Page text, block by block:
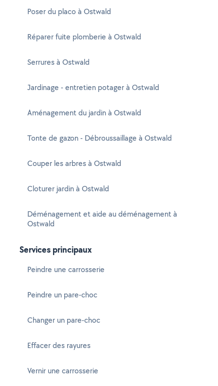
Poser du placo à Ostwald
Réparer fuite plomberie à Ostwald
Serrures à Ostwald
Jardinage - entretien potager à Ostwald
Aménagement du jardin à Ostwald
Tonte de gazon - Débroussaillage à Ostwald
Couper les arbres à Ostwald
Cloturer jardin à Ostwald
Déménagement et aide au déménagement à
Ostwald
Services principaux
Peindre une carrosserie
Peindre un pare-choc
Changer un pare-choc
Effacer des rayures
Vernir une carrosserie